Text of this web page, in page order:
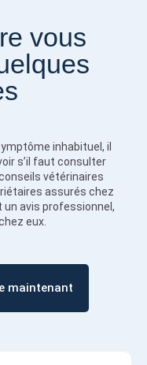
vous
inhabituel, il
s’il faut consulter
vétérinaires
assurés chez
un avis professionnel,
eux.
maintenant